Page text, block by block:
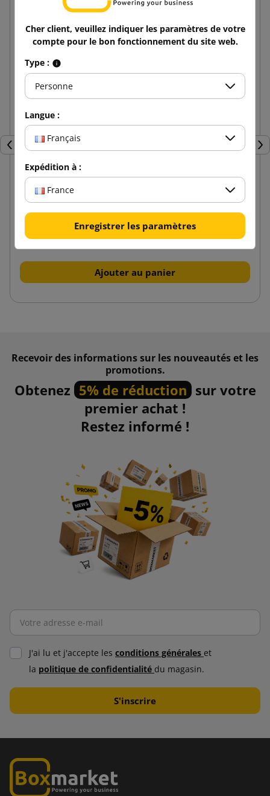
Précédent
Sac en papier C5 320x120x410
de 0,48 €
Ajouter au panier
Recevoir des informations sur les nouveautés et les
promotions.
Obtenez 5% de réduction sur votre
premier achat !
Restez informé !
J'ai lu et j'accepte les conditions générales et
la politique de confidentialité du magasin.
Cher client, veuillez indiquer les paramètres de votre
compte pour le bon fonctionnement du site web.
Type :
Personne
Langue :
Français
Expédition à :
France
Enregistrer les paramètres